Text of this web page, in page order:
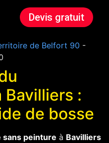
Devis gratuit
de Belfort 90 -
:
de bosse
sans peinture à Bavilliers